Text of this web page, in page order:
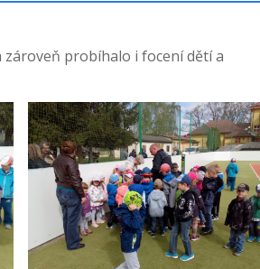
zároveň probíhalo i focení dětí a